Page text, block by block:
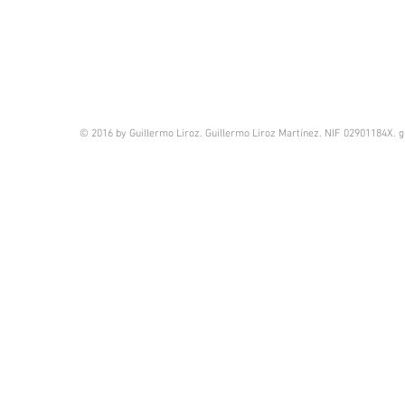
© 2016 by Guillermo Liroz. Guillermo Liroz Martínez. NIF 02901184X.